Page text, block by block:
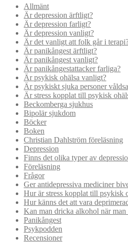
Allmänt
Är depression ärftligt?
Är depression farligt?
Är depression vanligt?
Är det vanligt att folk går i
Är panikångest ärftligt?
Är panikångest vanligt?
Är panikångestattacker farliga?
Är psykisk ohälsa vanligt?
Är psykiskt sjuka personer
Är stress kopplat till psykisk
Beckomberga sjukhus
Bipolär sjukdom
Böcker
Boken
Christian Dahlström föreläsning
Depression
Finns det olika typer av
Föreläsning
Frågor
Ger antidepressiva mediciner
Hur är stress kopplat till psykisk
Hur känns det att vara
Kan man dricka alkohol när
Panikångest
Psykpodden
Recensioner